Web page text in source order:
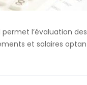
l’évaluation
et salaires